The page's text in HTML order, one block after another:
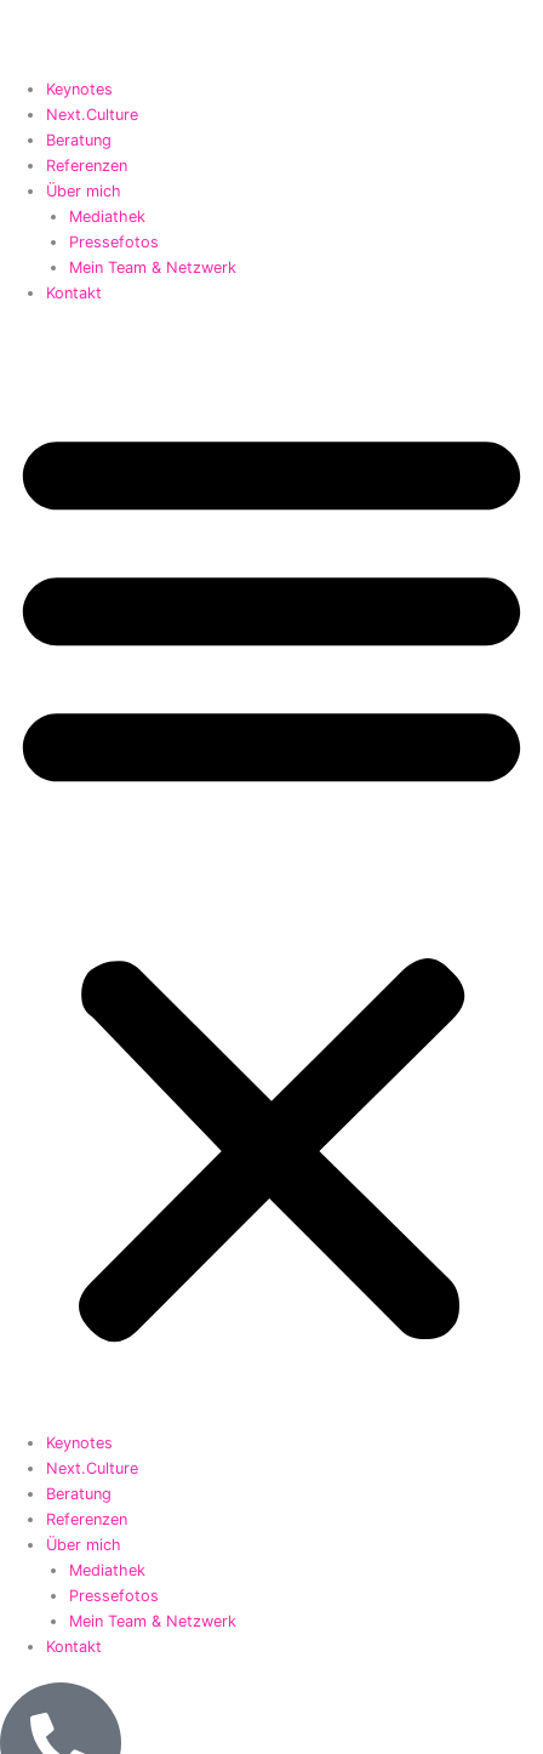
Keynotes
Next.Culture
Beratung
Referenzen
Über mich
Mediathek
Pressefotos
Mein Team & Netzwerk
Kontakt
Keynotes
Next.Culture
Beratung
Referenzen
Über mich
Mediathek
Pressefotos
Mein Team & Netzwerk
Kontakt